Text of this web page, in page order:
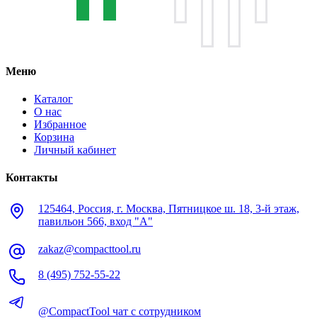
Меню
Каталог
О нас
Избранное
Корзина
Личный кабинет
Контакты
125464, Россия, г. Москва, Пятницкое ш. 18, 3-й этаж,
павильон 566, вход "А"
zakaz@compacttool.ru
8 (495) 752-55-22
@CompactTool чат с сотрудником